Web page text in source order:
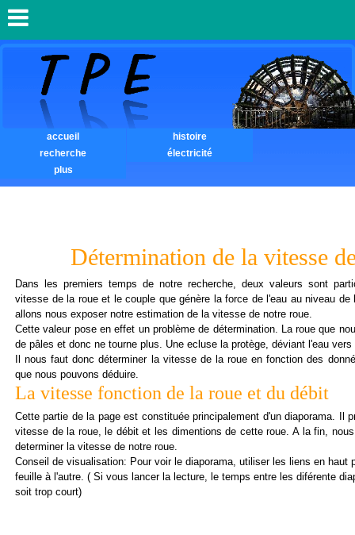
accueil
histoire
recherche
électricité
plus
Détermination de la vitesse
Dans les premiers temps de notre recherche, deux valeurs sont
vitesse de la roue et le couple que génère la force de l'eau au niveau
allons nous exposer notre estimation de la vitesse de notre roue.
Cette valeur pose en effet un problème de détermination. La roue que
de pâles et donc ne tourne plus. Une ecluse la protège, déviant l'eau
Il nous faut donc déterminer la vitesse de la roue en fonction des
que nous pouvons déduire.
La vitesse fonction de la roue et du débit
Cette partie de la page est constituée principalement d'un diaporama. Il
vitesse de la roue, le débit et les dimentions de cette roue. A la fin,
determiner la vitesse de notre roue.
Conseil de visualisation: Pour voir le diaporama, utiliser les liens en haut
feuille à l'autre. ( Si vous lancer la lecture, le temps entre les diférente
soit trop court)